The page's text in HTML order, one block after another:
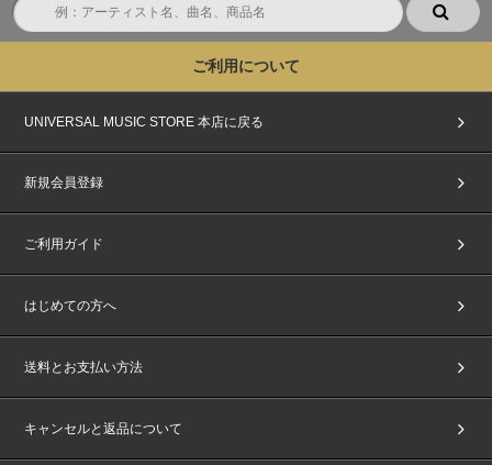
ご利用について
UNIVERSAL MUSIC STORE 本店に戻る
新規会員登録
ご利用ガイド
はじめての方へ
送料とお支払い方法
キャンセルと返品について